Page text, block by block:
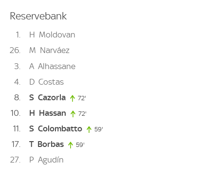
Reservebank
1 H Moldovan
26
M Narváez
3
A Alhassane
4
D Costas
8
S Cazorla 72'
10 H Hassan 72'
11 S Colombatto 59'
17 T Borbas 59'
27 P Agudín